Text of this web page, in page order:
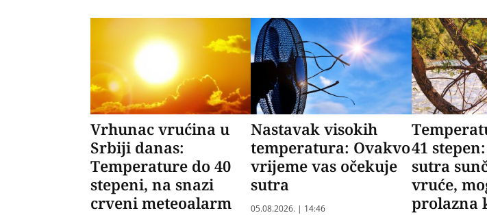
Vrhunac vrućina u
Srbiji danas:
Temperature do 40
stepeni, na snazi
crveni meteoalarm
Nastavak visokih
temperatura: Ovakvo
vrijeme vas očekuje
sutra
05.08.2026. | 14:46
41
sutra
vruće,
prolazna